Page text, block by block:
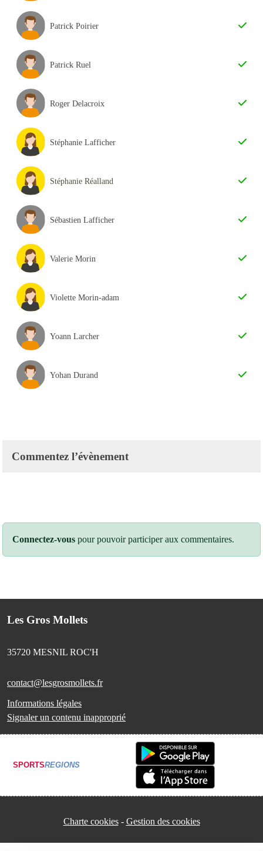
Patrick Poirier
Patrick Ruel
Roger Delacroix
Stéphanie Lafficher
Stéphanie Réalland
Sébastien Lafficher
Valerie Morin
Violette Morin-adam
Yoann Larcher
Yohan Durand
Commentez l’évènement
Connectez-vous pour pouvoir participer aux commentaires.
Les Gros Mollets
35720 MESNIL ROC'H
contact@lesgrosmollets.fr
Informations légales
Signaler un contenu inapproprié
SPORTSREGIONS
Charte cookies Gestion des cookies